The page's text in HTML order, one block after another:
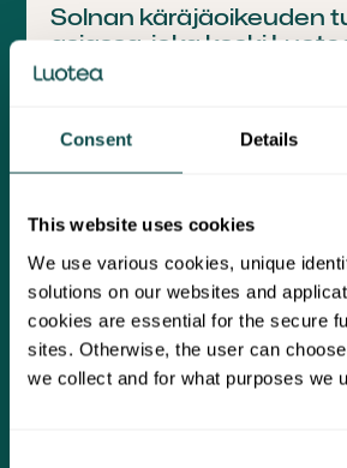
Consent Details
This website uses cookies
We use various cookies, unique
solutions on our websites and
cookies are essential for the secure
sites. Otherwise, the user can
we collect and for what purposes we
Solnan käräjäoikeuden
asiassa, joka koski
konserniyhtiötä Luotea
Pörssitiedote
8 huhtikuuta, 2026
Kutsu Luotea Oyj:n
yhtiökokoukseen
Pörssitiedote